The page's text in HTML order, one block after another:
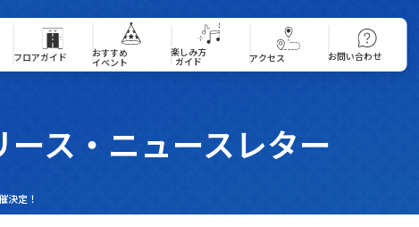
ース・ニュースレター
フロアガイド おすすめ
イベント
おすすめイベント楽しみ方
ガイド
楽しみ方ガイド
アクセス お問い合わせ
決定！